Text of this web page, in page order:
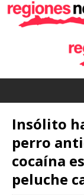
Insólito
perro
cocaína
peluche